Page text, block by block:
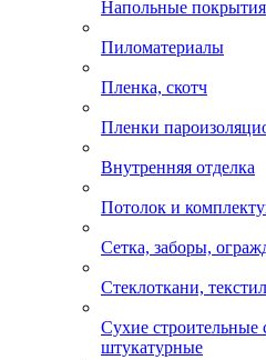
Напольные покрытия
Пиломатериалы
Пленка, скотч
Пленки
Внутренняя отделка
Потолок и
Сетка, заборы,
Стеклоткани,
Сухие строительные
штукатурные